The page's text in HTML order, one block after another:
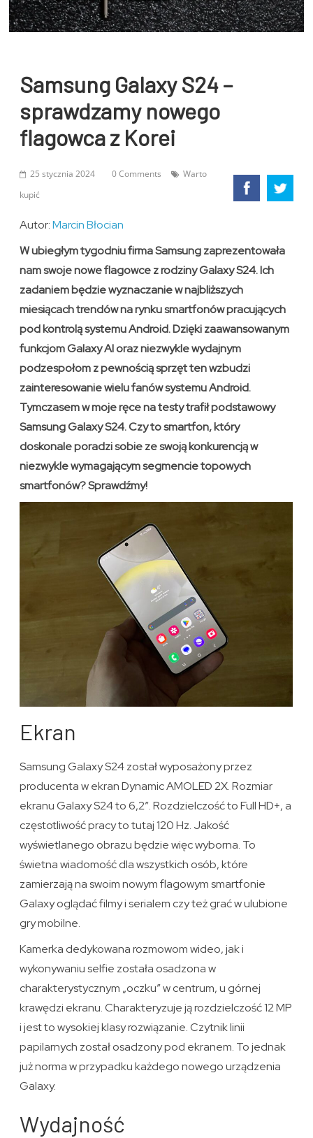
Samsung Galaxy S24 –
sprawdzamy nowego
flagowca z Korei
25 stycznia 2024 0 Comments
Warto
kupić
Autor:Marcin Błocian
W ubiegłym tygodniu firma Samsung zaprezentowała
nam swoje nowe flagowce z rodziny Galaxy S24. Ich
zadaniem będzie wyznaczanie w najbliższych
miesiącach trendów na rynku smartfonów pracujących
pod kontrolą systemu Android. Dzięki zaawansowanym
funkcjom Galaxy AI oraz niezwykle wydajnym
podzespołom z pewnością sprzęt ten wzbudzi
zainteresowanie wielu fanów systemu Android.
Tymczasem w moje ręce na testy trafił podstawowy
Samsung Galaxy S24. Czy to smartfon, który
doskonale poradzi sobie ze swoją konkurencją w
niezwykle wymagającym segmencie topowych
smartfonów? Sprawdźmy!
Ekran
Samsung Galaxy S24 został wyposażony przez
producenta w ekran Dynamic AMOLED 2X. Rozmiar
ekranu Galaxy S24 to 6,2″. Rozdzielczość to Full HD+, a
częstotliwość pracy to tutaj 120 Hz. Jakość
wyświetlanego obrazu będzie więc wyborna. To
świetna wiadomość dla wszystkich osób, które
zamierzają na swoim nowym flagowym smartfonie
Galaxy oglądać filmy i serialem czy też grać w ulubione
gry mobilne.
Kamerka dedykowana rozmowom wideo, jak i
wykonywaniu selfie została osadzona w
charakterystycznym „oczku” w centrum, u górnej
krawędzi ekranu. Charakteryzuje ją rozdzielczość 12 MP
i jest to wysokiej klasy rozwiązanie. Czytnik linii
papilarnych został osadzony pod ekranem. To jednak
już norma w przypadku każdego nowego urządzenia
Galaxy.
Wydajność